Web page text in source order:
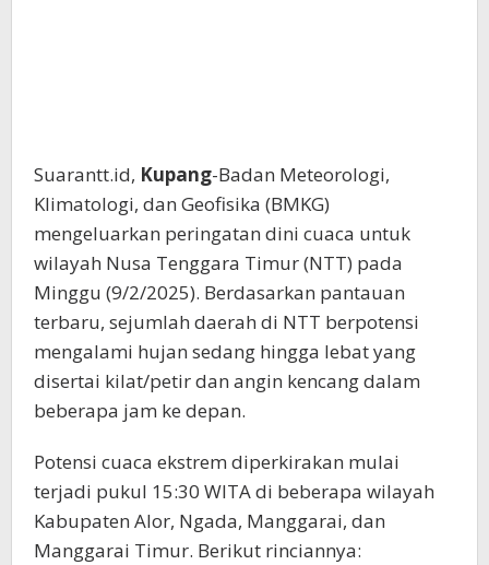
Suarantt.id, Kupang-Badan Meteorologi,
Klimatologi, dan Geofisika (BMKG)
mengeluarkan peringatan dini cuaca untuk
wilayah Nusa Tenggara Timur (NTT) pada
Minggu (9/2/2025). Berdasarkan pantauan
terbaru, sejumlah daerah di NTT berpotensi
mengalami hujan sedang hingga lebat yang
disertai kilat/petir dan angin kencang dalam
beberapa jam ke depan.
Potensi cuaca ekstrem diperkirakan mulai
terjadi pukul 15:30 WITA di beberapa wilayah
Kabupaten Alor, Ngada, Manggarai, dan
Manggarai Timur. Berikut rinciannya: